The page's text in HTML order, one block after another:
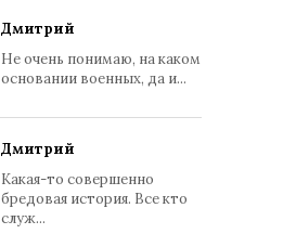
Дмитрий
Не очень понимаю, на каком
основании военных, да и...
Дмитрий
Какая-то совершенно
бредовая история. Все кто
служ...